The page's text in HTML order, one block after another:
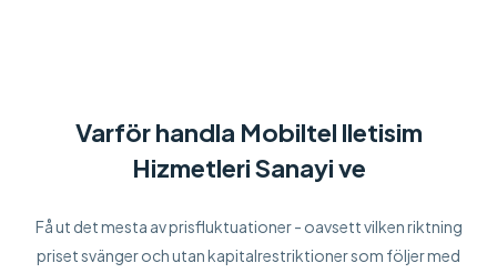
Varför handla Mobiltel lletisim
Hizmetleri Sanayi ve
Få ut det mesta av prisfluktuationer - oavsett vilken riktning
priset svänger och utan kapitalrestriktioner som följer med